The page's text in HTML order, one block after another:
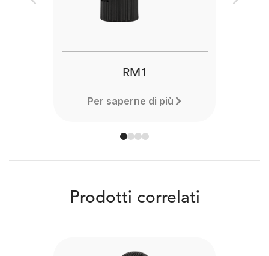
RM1
Per saperne di più
Previous Next
Prodotti correlati